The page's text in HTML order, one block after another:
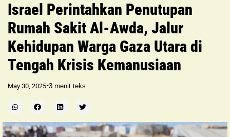
Israel Perintahkan Penutupan
Rumah Sakit Al-Awda, Jalur
Kehidupan Warga Gaza Utara di
Tengah Krisis Kemanusiaan
May 30, 2025•3 menit teks